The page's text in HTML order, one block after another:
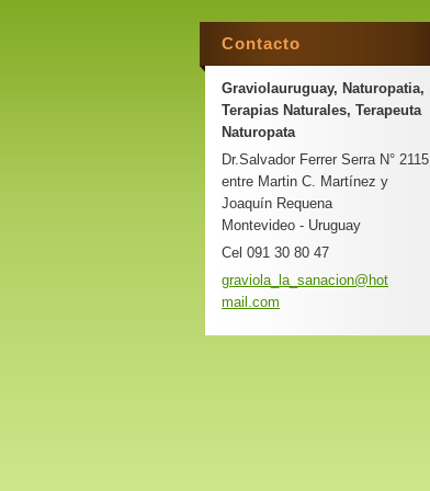
Contacto
Graviolauruguay, Naturopatia,
Terapias Naturales, Terapeuta
Naturopata
Dr.Salvador Ferrer Serra N° 2115
entre Martin C. Martínez y
Joaquín Requena
Montevideo - Uruguay
Cel 091 30 80 47
graviola_la_sanacion@hot
mail.com